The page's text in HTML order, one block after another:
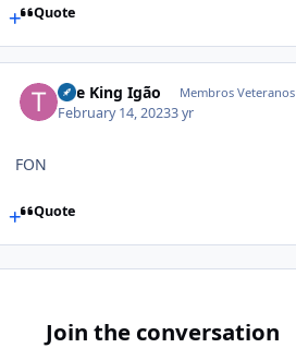
Quote
The King Igão Membros Veteranos
February 14, 20233 yr
FON
Quote
Join the conversation